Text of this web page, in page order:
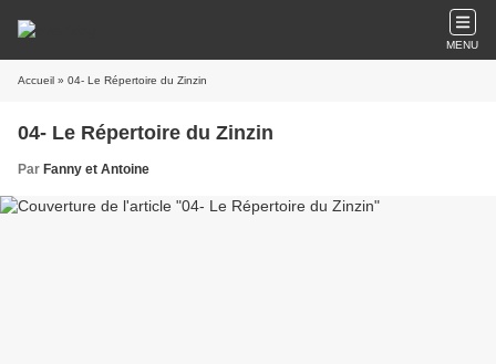
MENU
Accueil » 04- Le Répertoire du Zinzin
04- Le Répertoire du Zinzin
Par Fanny et Antoine